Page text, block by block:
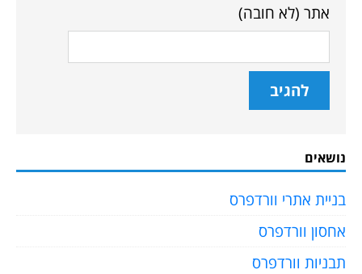
אתר (לא חובה)
נושאים
בניית אתרי וורדפרס
אחסון וורדפרס
תבניות וורדפרס